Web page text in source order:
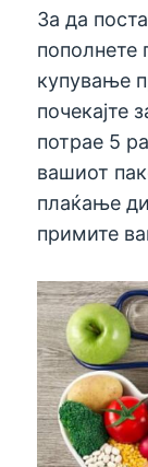
За да
пополнете
купување
почекајте
потрае 5
вашиот
плаќање
примите